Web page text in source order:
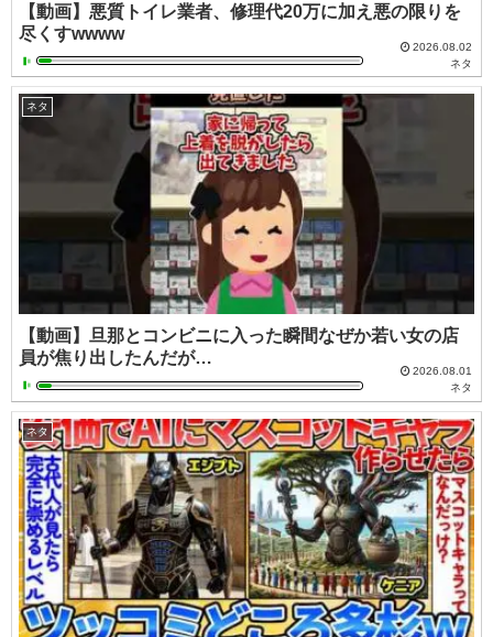
【動画】悪質トイレ業者、修理代20万に加え悪の限りを
尽くすwwww
2026.08.02
ネタ
ネタ
【動画】旦那とコンビニに入った瞬間なぜか若い女の店
員が焦り出したんだが…
2026.08.01
ネタ
ネタ